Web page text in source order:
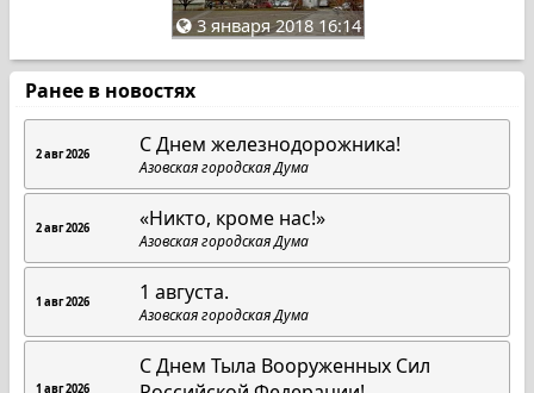
3 января 2018 16:14
Ранее в новостях
2 авг 2026 С Днем железнодорожника!
Азовская городская Дума
2 авг 2026 «Никто, кроме нас!»
Азовская городская Дума
1 авг 2026 1 августа.
Азовская городская Дума
1 авг 2026
С Днем Тыла Вооруженных Сил